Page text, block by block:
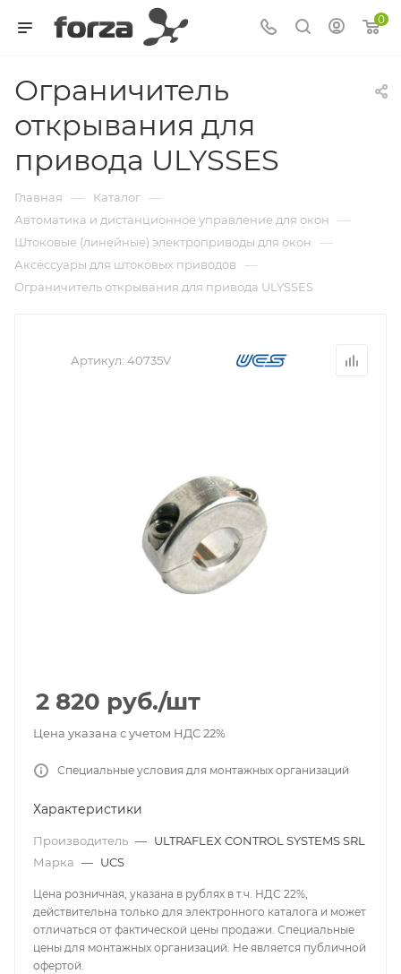
0
Ограничитель
открывания для
привода ULYSSES
Главная — Каталог —
Автоматика и дистанционное управление для окон —
Штоковые (линейные) электроприводы для окон —
Аксессуары для штоковых приводов —
Ограничитель открывания для привода ULYSSES
Артикул: 40735V
2 820 руб./шт
Цена указана с учетом НДС 22%
Специальные условия для монтажных организаций
Характеристики
Производитель — ULTRAFLEX CONTROL SYSTEMS SRL
Марка — UCS
Цена розничная, указана в рублях в т.ч. НДС 22%,
действительна только для электронного каталога и может
отличаться от фактической цены продажи. Специальные
цены для монтажных организаций. Не является публичной
офертой.